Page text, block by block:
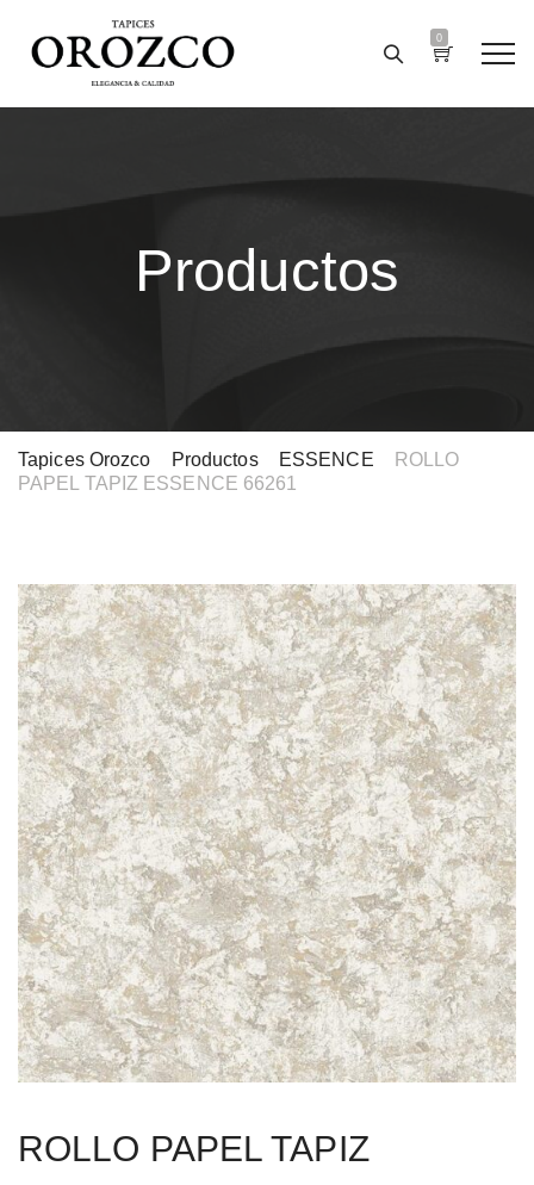
0
Productos
Tapices Orozco Productos> ESSENCE
ROLLO
PAPEL TAPIZ ESSENCE 66261
ROLLO PAPEL TAPIZ